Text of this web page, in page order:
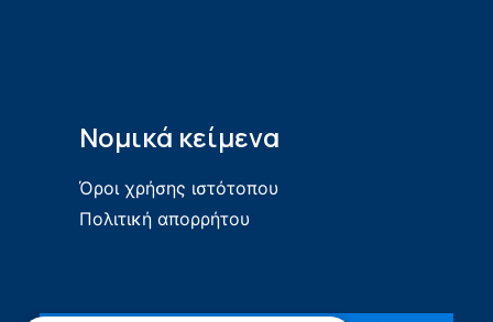
Νομικά κείμενα
Όροι χρήσης ιστότοπου
Πολιτική απορρήτου